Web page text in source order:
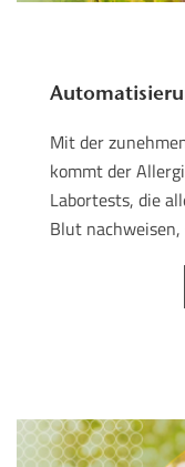
Mit der
kommt der
Labortests, die
Blut